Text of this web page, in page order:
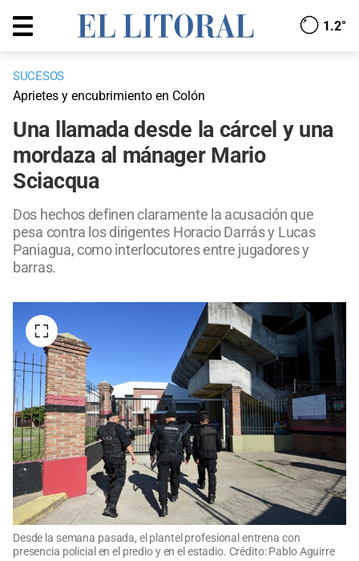
1.2°
SUCESOS
Aprietes y encubrimiento en Colón
Una llamada desde la cárcel y una
mordaza al mánager Mario
Sciacqua
Dos hechos definen claramente la acusación que
pesa contra los dirigentes Horacio Darrás y Lucas
Paniagua, como interlocutores entre jugadores y
barras.
Desde la semana pasada, el plantel profesional entrena con
presencia policial en el predio y en el estadio. Crédito: Pablo Aguirre